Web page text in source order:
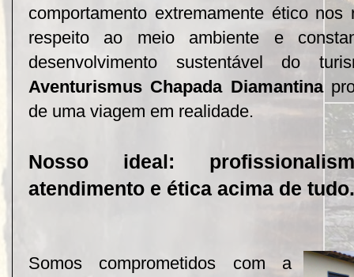
comportamento extremamente ético nos
respeito ao meio ambiente e
desenvolvimento sustentável do
Aventurismus Chapada Diamantina
de uma viagem em realidade.
Nosso ideal:
atendimento e ética acima de tudo.
Somos comprometidos com a